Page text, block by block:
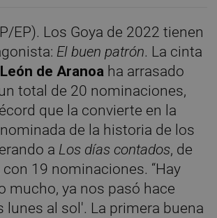
EP). Los Goya de 2022 tienen
El buen patrón. La cinta
de Aranoa ha arrasado
total de 20 nominaciones,
que la convierte en la
de la historia de los
a Los días contados, de
19 nominaciones. “Hay
mucho, ya nos pasó hace
lunes al sol'. La primera buena